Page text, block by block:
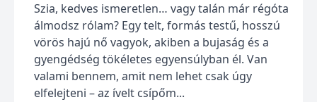
Szia, kedves ismeretlen… vagy talán már régóta
álmodsz rólam? Egy telt, formás testű, hosszú
vörös hajú nő vagyok, akiben a bujaság és a
gyengédség tökéletes egyensúlyban él. Van
valami bennem, amit nem lehet csak úgy
elfelejteni – az ívelt csípőm...